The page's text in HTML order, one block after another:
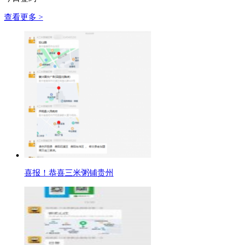
查看更多 >
喜报！恭喜三米粥铺贵州